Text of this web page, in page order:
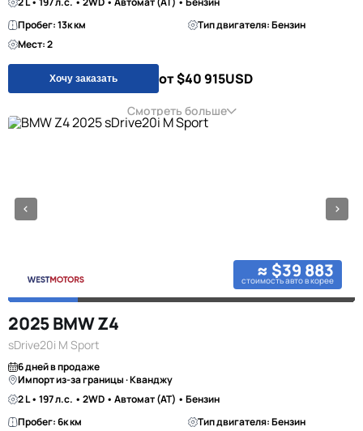
Пробег: 13к км
Тип двигателя: Бензин
Мест: 2
Хочу заказать от $40 915USD
Смотреть больше
≈ $39 883
стоимость авто в корее
2025 BMW Z4
sDrive20i M Sport
6 дней в продаже
Импорт из-за границы · Кванджу
2 L • 197 л.с. • 2WD • Автомат (AT) • Бензин
Пробег: 6к км
Тип двигателя: Бензин